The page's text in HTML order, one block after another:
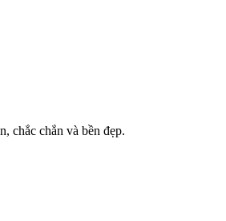
chắc chắn và bền đẹp.